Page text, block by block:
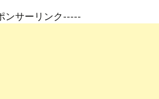
ンサーリンク-----